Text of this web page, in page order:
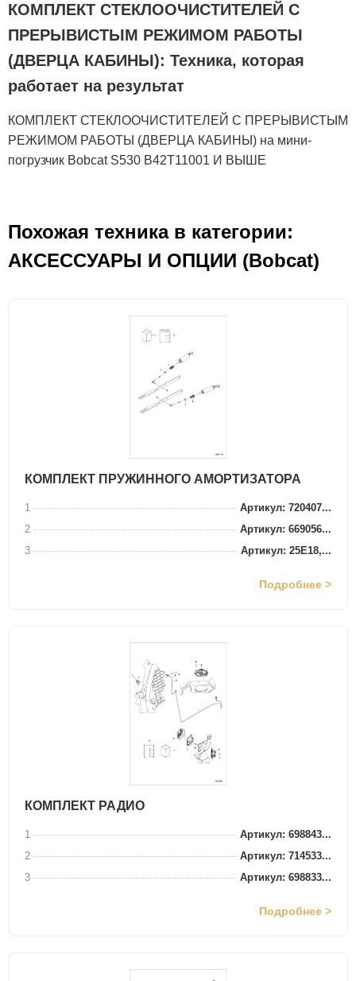
КОМПЛЕКТ СТЕКЛООЧИСТИТЕЛЕЙ С
ПРЕРЫВИСТЫМ РЕЖИМОМ РАБОТЫ
(ДВЕРЦА КАБИНЫ): Техника, которая
работает на результат
КОМПЛЕКТ СТЕКЛООЧИСТИТЕЛЕЙ С ПРЕРЫВИСТЫМ
РЕЖИМОМ РАБОТЫ (ДВЕРЦА КАБИНЫ) на мини-
погрузчик Bobcat S530 B42T11001 И ВЫШЕ
Похожая техника в категории:
АКСЕСCУАРЫ И ОПЦИИ (Bobcat)
КОМПЛЕКТ ПРУЖИННОГО АМОРТИЗАТОРА
1
Артикул: 720407...
2
Артикул: 669056...
3
Артикул: 25E18,...
Подробнее >
КОМПЛЕКТ РАДИО
1
Артикул: 698843...
2
Артикул: 714533...
3
Артикул: 698833...
Подробнее >